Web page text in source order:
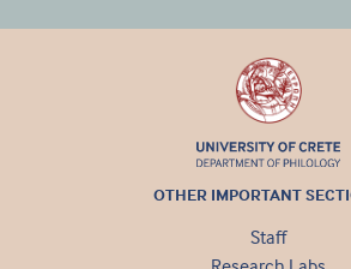
OTHER IMPORTANT
Staff